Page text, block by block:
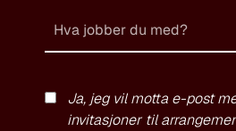
Hva jobber du med?
Ja, jeg vil motta e-post
invitasjoner til